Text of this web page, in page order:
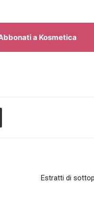
a Kosmetica
Estratti di